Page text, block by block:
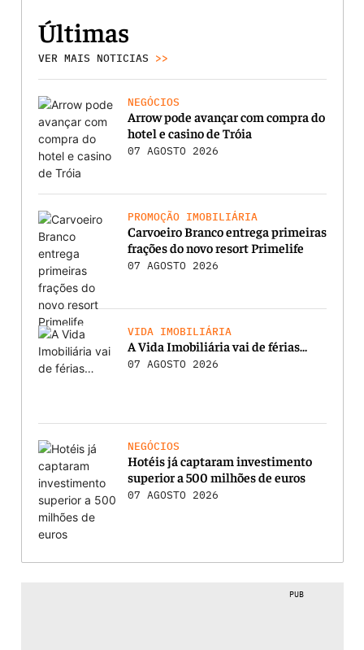
Últimas
VER MAIS NOTICIAS >>
NEGÓCIOS
Arrow pode avançar com compra do
hotel e casino de Tróia
07 AGOSTO 2026
PROMOÇÃO IMOBILIÁRIA
Carvoeiro Branco entrega primeiras
frações do novo resort Primelife
07 AGOSTO 2026
VIDA IMOBILIÁRIA
A Vida Imobiliária vai de férias…
07 AGOSTO 2026
NEGÓCIOS
Hotéis já captaram investimento
superior a 500 milhões de euros
07 AGOSTO 2026
PUB